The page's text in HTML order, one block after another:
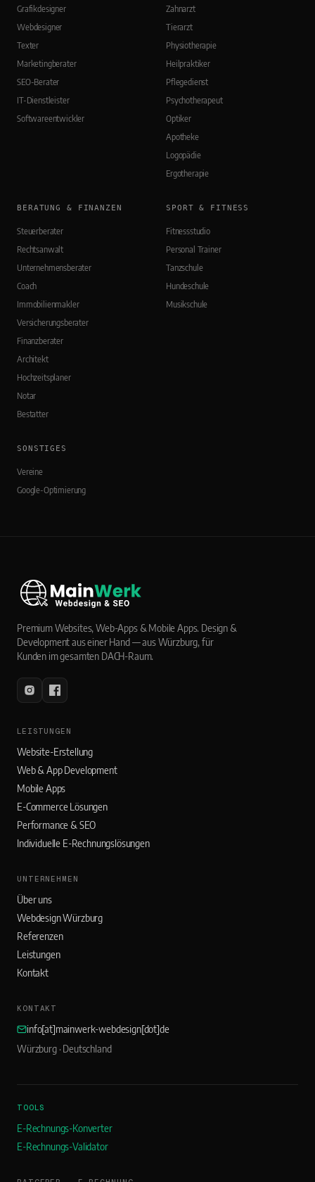
Grafikdesigner
Webdesigner
Texter
Marketingberater
SEO-Berater
IT-Dienstleister
Softwareentwickler
Zahnarzt
Tierarzt
Physiotherapie
Heilpraktiker
Pflegedienst
Psychotherapeut
Optiker
Apotheke
Logopädie
Ergotherapie
BERATUNG & FINANZEN
Steuerberater
Rechtsanwalt
Unternehmensberater
Coach
Immobilienmakler
Versicherungsberater
Finanzberater
Architekt
Hochzeitsplaner
Notar
Bestatter
SPORT & FITNESS
Fitnessstudio
Personal Trainer
Tanzschule
Hundeschule
Musikschule
SONSTIGES
Vereine
Google-Optimierung
Premium Websites, Web-Apps & Mobile Apps. Design &
Development aus einer Hand — aus Würzburg, für
Kunden im gesamten DACH-Raum.
LEISTUNGEN
Website-Erstellung
Web & App Development
Mobile Apps
E-Commerce Lösungen
Performance & SEO
Individuelle E-Rechnungslösungen
UNTERNEHMEN
Über uns
Webdesign Würzburg
Referenzen
Leistungen
Kontakt
KONTAKT
info[at]mainwerk-webdesign[dot]de
Würzburg · Deutschland
TOOLS
E-Rechnungs-Konverter
E-Rechnungs-Validator